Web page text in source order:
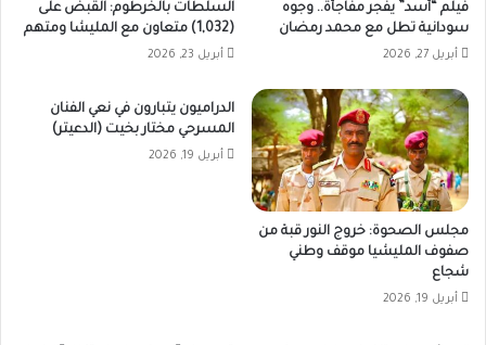
فيلم “أسد” يفجر مفاجأة.. وجوه
سودانية تطل مع محمد رمضان
أبريل 27, 2026
السلطات بالخرطوم: القبض على
(1,032) متعاون مع المليشا ومتهم
أبريل 23, 2026
مجلس الصحوة: خروج النور قبة من
صفوف المليشيا موقف وطني
شجاع
أبريل 19, 2026
الدراميون يتبارون في نعي الفنان
المسرحي مختار بخيت (الدعيتر)
أبريل 19, 2026